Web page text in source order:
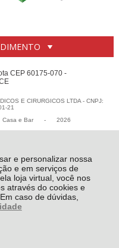
e personalizar nossa
e em serviços de
loja virtual, você nos
através do cookies e
caso de dúvidas,
CEP 60175-070 -
E CIRURGICOS LTDA - CNPJ:
21
Casa e Bar - 2026